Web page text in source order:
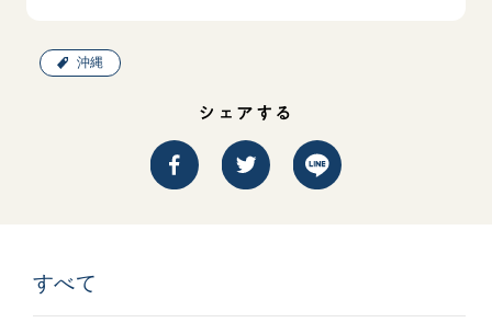
【被爆証言】「原爆の子」として生きた80年
広島県 早志百…
沖縄
シェアする
すべて